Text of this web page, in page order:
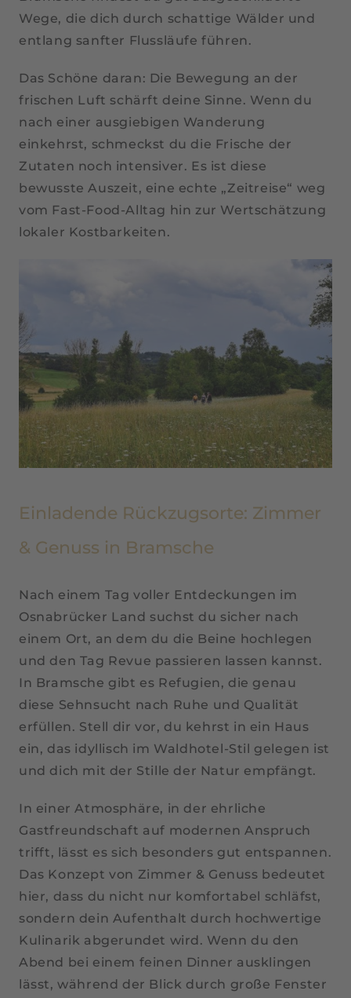
Wege, die dich durch schattige Wälder und
entlang sanfter Flussläufe führen.
Das Schöne daran: Die Bewegung an der
frischen Luft schärft deine Sinne. Wenn du
nach einer ausgiebigen Wanderung
einkehrst, schmeckst du die Frische der
Zutaten noch intensiver. Es ist diese
bewusste Auszeit, eine echte „Zeitreise“ weg
vom Fast-Food-Alltag hin zur Wertschätzung
lokaler Kostbarkeiten.
Einladende Rückzugsorte: Zimmer
& Genuss in Bramsche
Nach einem Tag voller Entdeckungen im
Osnabrücker Land suchst du sicher nach
einem Ort, an dem du die Beine hochlegen
und den Tag Revue passieren lassen kannst.
In Bramsche gibt es Refugien, die genau
diese Sehnsucht nach Ruhe und Qualität
erfüllen. Stell dir vor, du kehrst in ein Haus
ein, das idyllisch im Waldhotel-Stil gelegen ist
und dich mit der Stille der Natur empfängt.
In einer Atmosphäre, in der ehrliche
Gastfreundschaft auf modernen Anspruch
trifft, lässt es sich besonders gut entspannen.
Das Konzept von Zimmer & Genuss bedeutet
hier, dass du nicht nur komfortabel schläfst,
sondern dein Aufenthalt durch hochwertige
Kulinarik abgerundet wird. Wenn du den
Abend bei einem feinen Dinner ausklingen
lässt, während der Blick durch große Fenster